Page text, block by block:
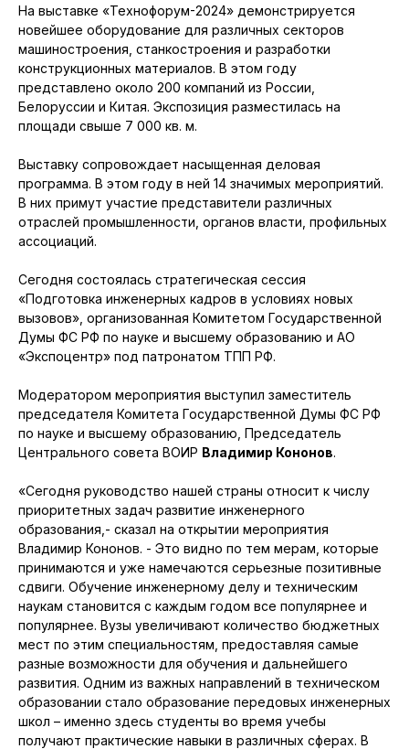
На выставке «Технофорум-2024» демонстрируется
новейшее оборудование для различных секторов
машиностроения, станкостроения и разработки
конструкционных материалов. В этом году
представлено около 200 компаний из России,
Белоруссии и Китая. Экспозиция разместилась на
площади свыше 7 000 кв. м.
Выставку сопровождает насыщенная деловая
программа. В этом году в ней 14 значимых мероприятий.
В них примут участие представители различных
отраслей промышленности, органов власти, профильных
ассоциаций.
Сегодня состоялась стратегическая сессия
«Подготовка инженерных кадров в условиях новых
вызовов», организованная Комитетом Государственной
Думы ФС РФ по науке и высшему образованию и АО
«Экспоцентр» под патронатом ТПП РФ.
Модератором мероприятия выступил заместитель
председателя Комитета Государственной Думы ФС РФ
по науке и высшему образованию, Председатель
Центрального совета ВОИР Владимир Кононов.
«Сегодня руководство нашей страны относит к числу
приоритетных задач развитие инженерного
образования,- сказал на открытии мероприятия
Владимир Кононов. - Это видно по тем мерам, которые
принимаются и уже намечаются серьезные позитивные
сдвиги. Обучение инженерному делу и техническим
наукам становится с каждым годом все популярнее и
популярнее. Вузы увеличивают количество бюджетных
мест по этим специальностям, предоставляя самые
разные возможности для обучения и дальнейшего
развития. Одним из важных направлений в техническом
образовании стало образование передовых инженерных
школ – именно здесь студенты во время учебы
получают практические навыки в различных сферах. В